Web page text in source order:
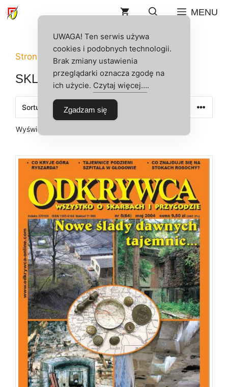
Przejdź
do
MENU
Strona główna/ Sklep / Strona 43
SKLEP
Wyświetlanie 337–344 z 400 wyników
UWAGA! Ten serwis używa
cookies i podobnych technologii.
Brak zmiany ustawienia
przeglądarki oznacza zgodę na
ich użycie. Czytaj więcej….
Zgadzam się